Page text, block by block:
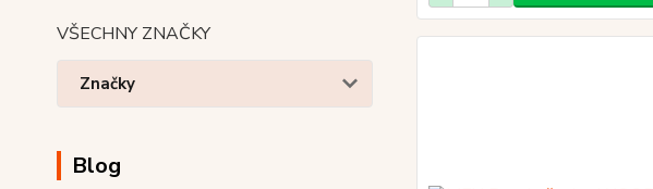
VŠECHNY ZNAČKY
Značky
Blog